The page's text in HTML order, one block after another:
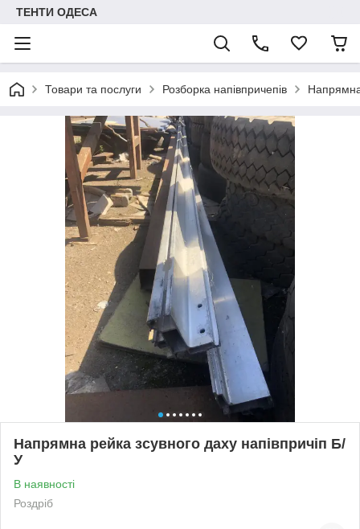
ТЕНТИ ОДЕСА
Товари та послуги Розборка напівпричепів Напрямна
Напрямна рейка зсувного даху напівпричіп Б/
У
В наявності
Роздріб